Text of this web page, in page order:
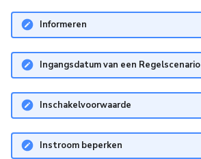
Informeren
Ingangsdatum van een Regelscenario
Inschakelvoorwaarde
Instroom beperken